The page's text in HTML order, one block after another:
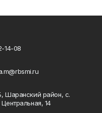
14-08
Шаранский район, с.
14